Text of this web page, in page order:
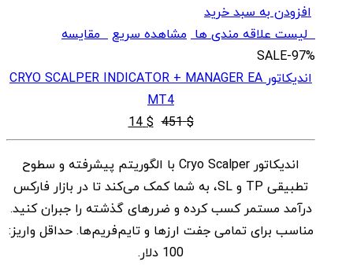
افزودن به سبد خرید
لیست علاقه مندی ها مشاهده سریعمقایسه
SALE-97%
اندیکاتور CRYO SCALPER INDICATOR + MANAGER EA
MT4
$
451
قیمت
اصلی
$ 451
بود.
$
14
قیمت
فعلی
$ 14
است.
اندیکاتور Cryo Scalper با الگوریتم پیشرفته و سطوح
تطبیقی TP و SL، به شما کمک می‌کند تا در بازار فارکس
درآمد مستمر کسب کرده و ضررهای گذشته را جبران کنید.
مناسب برای تمامی جفت‌ ارزها و تایم‌فریم‌ها. حداقل واریز:
100 دلار.